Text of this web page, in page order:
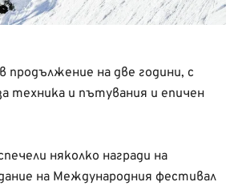
на две години, с
техника и пътувания и епичен
няколко награди на
на Международния фестивал